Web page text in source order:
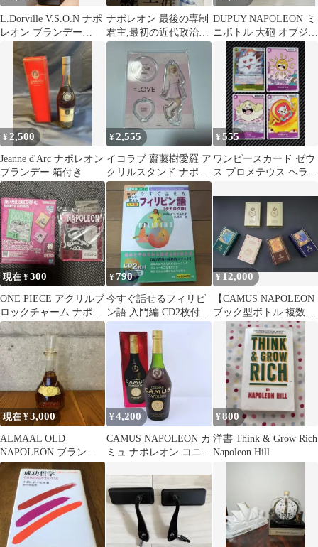
L.Dorville V.S.O.N ナポ
レオン ブランデー
700ml
ナポレオン 最後の専制
君主,最初の近代政治
家 杉本淑彦 岩波新
DUPUY NAPOLEON ミ
ニボトル 大砲 オブジェ
セット 未開封
¥ 2,500
Jeanne d'Arc ナポレオン
ブランデー 箱付き
¥2,555
イコラブ 齋藤樹愛羅 ア
クリルスタンド ナポレ
オン
¥555
ワンピースカード ゼウ
ス プロメテウス ヘラ
現在 ¥300
ONE PIECE アクリルブ
ロックチャーム ナポレ
オン 12月2日
¥790
今すぐ話せるフィリピ
ン語 入門編 CD2枚付
¥ 12,000
【CAMUS NAPOLEON
ブック型ボトル 複数セ
ット】
現在 ¥3,000
ALMAAL OLD
NAPOLEON ブランデ
ー
¥4,200
CAMUS NAPOLEON カ
ミュ ナポレオン コニャ
¥800
洋書 Think & Grow Rich
Napoleon Hill